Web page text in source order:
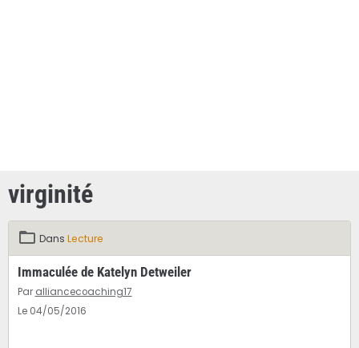
virginité
Dans Lecture
Immaculée de Katelyn Detweiler
Par alliancecoaching17
Le 04/05/2016